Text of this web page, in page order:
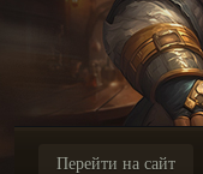
Перейти на сайт